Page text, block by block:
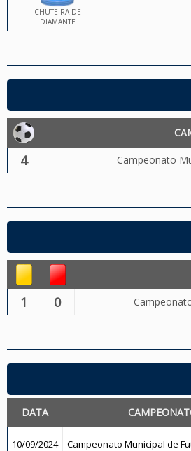
CHUTEIRA DE
DIAMANTE
4 Campeonato
1 0
DATA
10/09/2024 Campeonato Municipal de